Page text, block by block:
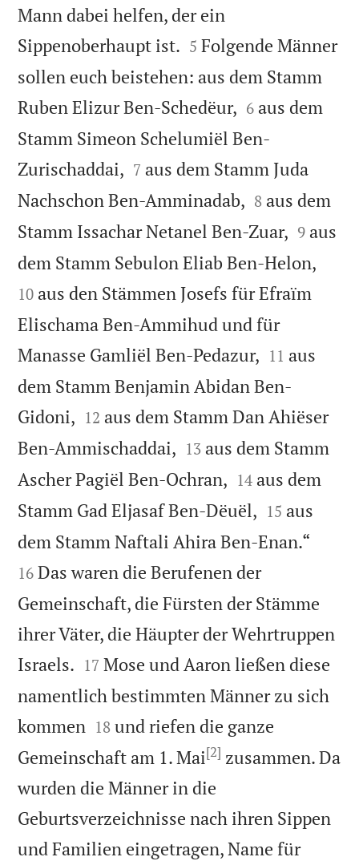
Mann dabei helfen, der ein
Sippenoberhaupt ist. 

5 Folgende Männer
sollen euch beistehen: aus dem Stamm
Ruben Elizur Ben-Schedëur, 

6 aus dem
Stamm Simeon Schelumiël Ben-
Zurischaddai, 

7 aus dem Stamm Juda
Nachschon Ben-Amminadab, 

8 aus dem
Stamm Issachar Netanel Ben-Zuar, 

9 aus
dem Stamm Sebulon Eliab Ben-Helon,
10 aus den Stämmen Josefs für Efraïm
Elischama Ben-Ammihud und für
Manasse Gamliël Ben-Pedazur, 

11 aus
dem Stamm Benjamin Abidan Ben-
Gidoni, 

12 aus dem Stamm Dan Ahiëser
Ben-Ammischaddai, 

13 aus dem Stamm
Ascher Pagiël Ben-Ochran, 

14 aus dem
Stamm Gad Eljasaf Ben-Dëuël, 

15 aus
dem Stamm Naftali Ahira Ben-Enan.“
16 Das waren die Berufenen der
Gemeinschaft, die Fürsten der Stämme
ihrer Väter, die Häupter der Wehrtruppen
Israels. 

17 Mose und Aaron ließen diese
namentlich bestimmten Männer zu sich
kommen 

18 und riefen die ganze
Gemeinschaft am 1. Mai[2] zusammen. Da
wurden die Männer in die
Geburtsverzeichnisse nach ihren Sippen
und Familien eingetragen, Name für